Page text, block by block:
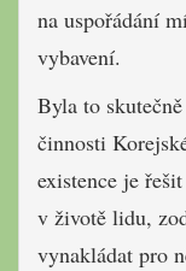
na uspořádání
vybavení.
Byla to
činnosti
existence je
v životě lidu,
vynakládat pro